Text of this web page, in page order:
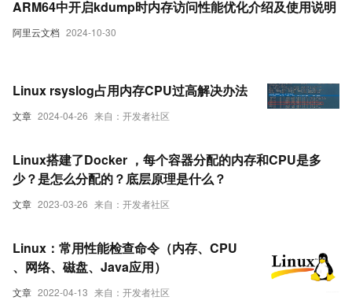
阿里云文档 2024-10-30
ARM64中开启kdump时内存访问性能优化介绍及使用说明
文章 2024-04-26 来自：开发者社区
Linux rsyslog占用内存CPU过高解决办法
文章 2023-03-26 来自：开发者社区
Linux搭建了Docker ，每个容器分配的内存和CPU是多
少？是怎么分配的？底层原理是什么？
文章 2022-04-13 来自：开发者社区
Linux：常用性能检查命令（内存、CPU
、网络、磁盘、Java应用）